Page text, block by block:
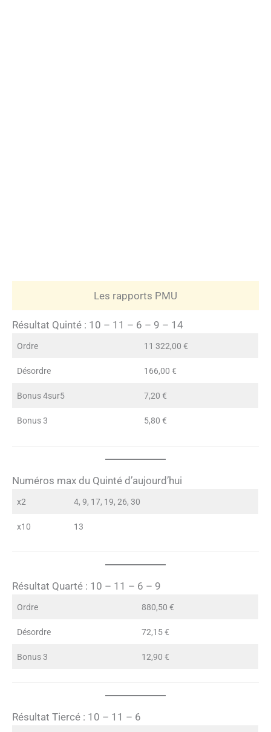
Les rapports PMU
Résultat Quinté : 10 – 11 – 6 – 9 – 14
Ordre 11 322,00 €
Désordre 166,00 €
Bonus 4sur5 7,20 €
Bonus 3 5,80 €
Numéros max du Quinté d’aujourd’hui
x2 4, 9, 17, 19, 26, 30
x10 13
Résultat Quarté : 10 – 11 – 6 – 9
Ordre 880,50 €
Désordre 72,15 €
Bonus 3 12,90 €
Résultat Tiercé : 10 – 11 – 6